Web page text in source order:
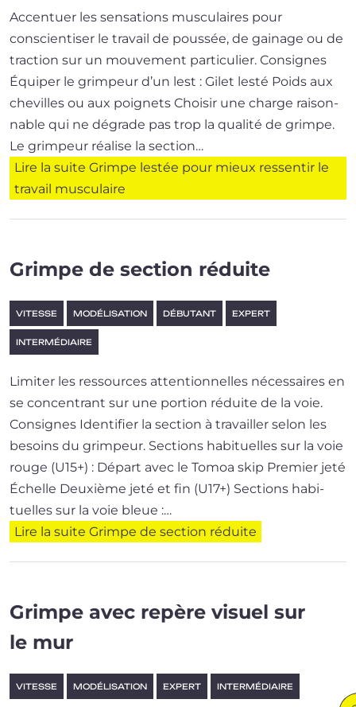
Accentuer les sen­sa­tions mus­cu­laires pour
conscien­ti­ser le tra­vail de pous­sée, de gai­nage ou de
trac­tion sur un mou­ve­ment particulier. Consignes
Équiper le grim­peur d’un lest : Gilet les­té Poids aux
che­villes ou aux poignets Choisir une charge rai­son­
nable qui ne dégrade pas trop la qua­li­té de grimpe.
Le grim­peur réa­lise la sec­tion…
Lire la suite Grimpe lestée pour mieux ressentir le
travail musculaire
Grimpe de section réduite
VITESSE MODÉLISATION DÉBUTANT EXPERT
INTERMÉDIAIRE
Limiter les res­sources atten­tion­nelles néces­saires en
se concen­trant sur une por­tion réduite de la voie.
Consignes Identifier la sec­tion à tra­vailler selon les
besoins du grimpeur. Sections habi­tuelles sur la voie
rouge (U15+) : Départ avec le Tomoa skip Premier jeté
Échelle Deuxième jeté et fin (U17+) Sections habi­
tuelles sur la voie bleue :…
Lire la suite Grimpe de section réduite
Grimpe avec repère visuel sur
le mur
VITESSE MODÉLISATION EXPERT INTERMÉDIAIRE